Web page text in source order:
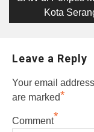
Kota
Leave a Reply
Your email
are marked*
Comment*